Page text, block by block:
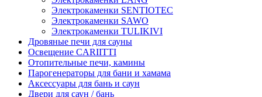
Электрокаменки SENTIOTEC
Электрокаменки SAWO
Электрокаменки TULIKIVI
Дровяные печи для сауны
Освещение CARIITTI
Отопительные печи, камины
Парогенераторы для бани и хамама
Аксессуары для бань и саун
Двери для саун / бань